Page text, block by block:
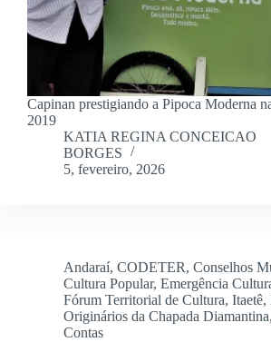
Capinan prestigiando a Pipoca Moderna
2019
KATIA REGINA CONCEICAO
BORGES
5, fevereiro, 2026
Andaraí, CODETER, Conselhos
Cultura Popular, Emergência
Fórum Territorial de Cultura, Itaetê,
Originários da Chapada Diamantina,
Contas